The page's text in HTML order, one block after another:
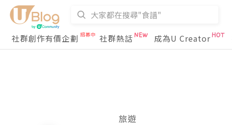
社群創作有價企劃 社群熱話 成為U Creator
旅遊